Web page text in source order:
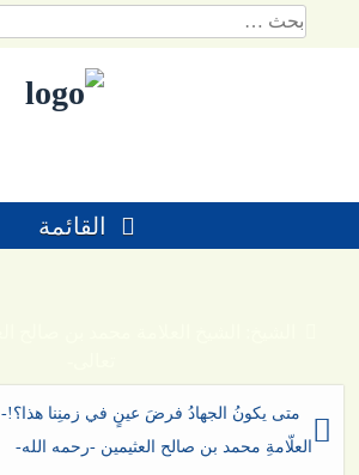
للمحتوي
البحث
متى يكونُ الجهادُ فرضَ عينٍ في زمنِنا هذا؟!-
العلّامةِ محمد بن صالح العثيمين -رحمه الله-